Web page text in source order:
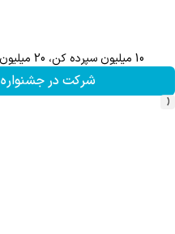
10 میلیون سپرده کن، 20 میلیون بردار🔥😍
شرکت در جشنواره
‹